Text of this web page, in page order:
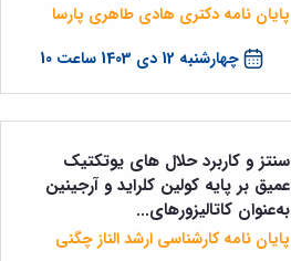
چهارشنبه 12 دی 1403 ساعت 10
پایان نامه دکتری هادی طاهری پارسا
سنتز و كاربرد حلال های يوتکتيک
عميق بر پايه كولين كلرايد و آرجينين
به‌عنوان كاتاليزورهای...
پایان نامه کارشناسی ارشد الناز چگنی